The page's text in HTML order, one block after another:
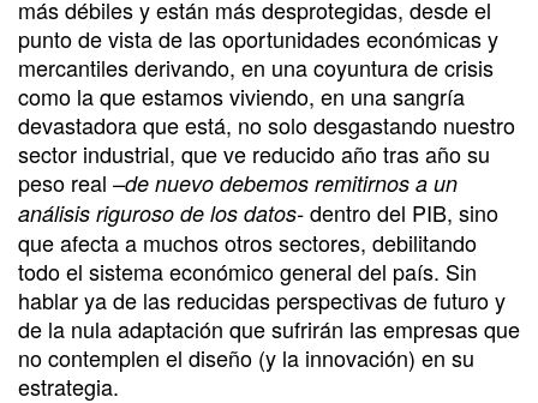
más débiles y están más desprotegidas, desde el
punto de vista de las oportunidades económicas y
mercantiles derivando, en una coyuntura de crisis
como la que estamos viviendo, en una sangría
devastadora que está, no solo desgastando nuestro
sector industrial, que ve reducido año tras año su
peso real –de nuevo debemos remitirnos a un
análisis riguroso de los datos- dentro del PIB, sino
que afecta a muchos otros sectores, debilitando
todo el sistema económico general del país. Sin
hablar ya de las reducidas perspectivas de futuro y
de la nula adaptación que sufrirán las empresas que
no contemplen el diseño (y la innovación) en su
estrategia.